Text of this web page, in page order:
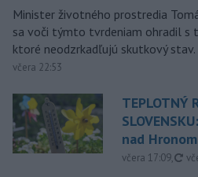
Minister životného prostredia
sa voči týmto tvrdeniam ohradil s
ktoré neodzrkadľujú skutkový stav.
včera 22:53
TEPLOTNÝ
nad Hronom
včera 17:09,